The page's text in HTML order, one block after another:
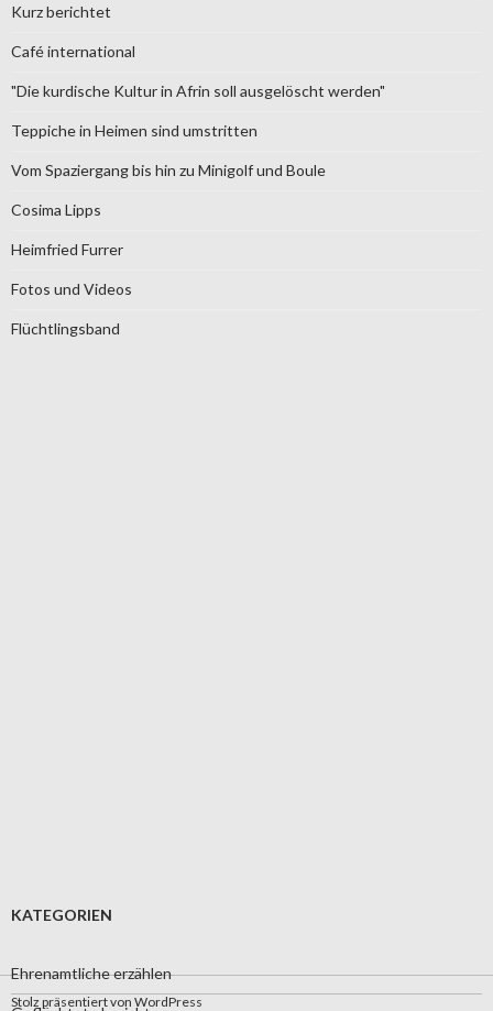
Kurz berichtet
Café international
"Die kurdische Kultur in Afrin soll ausgelöscht werden"
Teppiche in Heimen sind umstritten
Vom Spaziergang bis hin zu Minigolf und Boule
Cosima Lipps
Heimfried Furrer
Fotos und Videos
Flüchtlingsband
KATEGORIEN
Ehrenamtliche erzählen
Stolz präsentiert von WordPress